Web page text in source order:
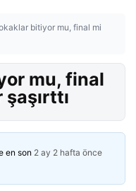
bitiyor mu, final mi
mu, final
en son 2 ay 2 hafta önce